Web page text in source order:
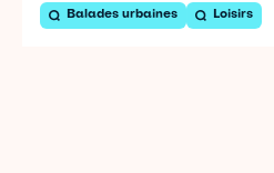
Balades urbaines Loisirs